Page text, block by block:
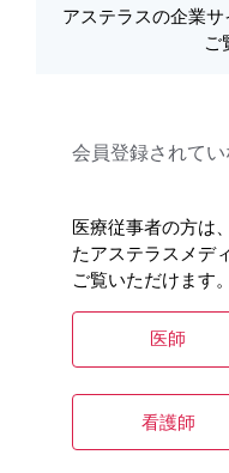
チームで着実に
ー腎移植への理
アステラスの企業
ご
会員登録されて
医療従事者の方は
たアステラスメデ
ご覧いただけます。
医師
看護師